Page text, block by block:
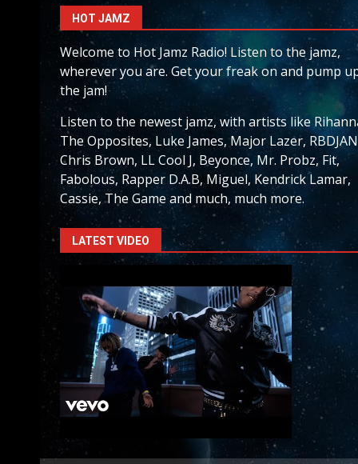
HOT JAMZ
Welcome to Hot Jamz Radio! Listen to the jamz,
wherever you are. Get your freak on and pump
the jam!
Listen to the newest jamz, with artists like
The Opposites, Luke James, Major Lazer,
Chris Brown, LL Cool J, Beyonce, Mr. Probz, Fit,
Fabolous, Rapper D.A.B, Miguel, Kendrick Lamar,
Cassie, The Game and much, much more.
LATEST VIDEO